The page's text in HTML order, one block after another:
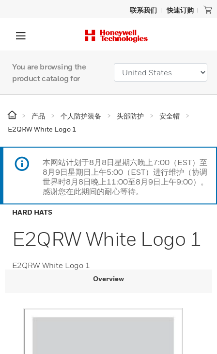
联系我们 快速订购
You are browsing the
product catalog for
产品 个人防护装备 头部防护
安全帽
E2QRW White Logo 1
本网站计划于8月8日星期六晚上7:00（EST）至
8月9日星期日上午5:00（EST）进行维护（协调
世界时8月8日晚上11:00至8月9日上午9:00）。
感谢您在此期间的耐心等待。
HARD HATS
E2QRW White Logo 1
E2QRW White Logo 1
Overview